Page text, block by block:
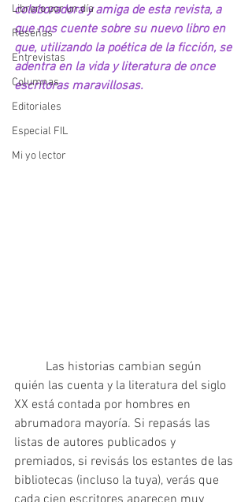
Librero por un día
Reseñas
Entrevistas
Columnas
Editoriales
Especial FIL
Mi yo lector
colaboradora y amiga de esta revista, a
que nos cuente sobre su nuevo libro en
que, utilizando la poética de la ficción, se
adentra en la vida y literatura de once
escritoras maravillosas.
quién las cuenta y la literatura del siglo
XX está contada por hombres en
abrumadora mayoría. Si repasás las
listas de autores publicados y
premiados, si revisás los estantes de las
bibliotecas (incluso la tuya), verás que